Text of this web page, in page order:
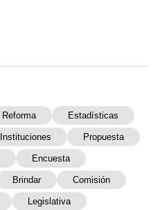
Reforma Estadísticas
Instituciones Propuesta
Encuesta
Brindar Comisión
Legislativa